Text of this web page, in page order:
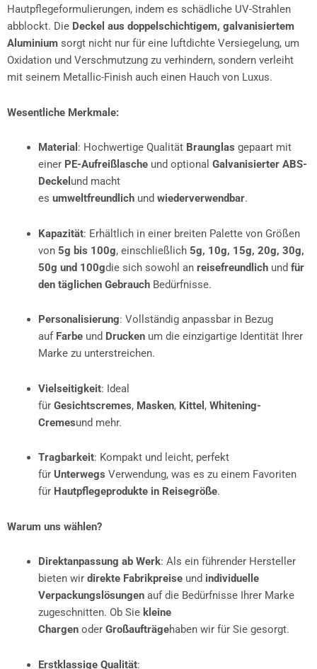
Hautpflegeformulierungen, indem es schädliche UV-Strahlen
abblockt. Die Deckel aus doppelschichtigem, galvanisiertem
Aluminium sorgt nicht nur für eine luftdichte Versiegelung, um
Oxidation und Verschmutzung zu verhindern, sondern verleiht
mit seinem Metallic-Finish auch einen Hauch von Luxus.
Wesentliche Merkmale:
Material : Hochwertige Qualität Braunglas gepaart mit
einer PE-Aufreißlascheund optional Galvanisierter ABS-
Deckel und macht
es umweltfreundlichund wiederverwendbar.
Kapazität: Erhältlich in einer breiten Palette von Größen
von 5g bis 100g, einschließlich 5g, 10g, 15g, 20g, 30g,
50g und 100gdie sich sowohl an reisefreundlichund für
den täglichen GebrauchBedürfnisse.
Personalisierung: Vollständig anpassbar in Bezug
auf Farbeund Druckenum die einzigartige Identität Ihrer
Marke zu unterstreichen.
Vielseitigkeit: Ideal
für Gesichtscremes, Masken, Kittel , Whitening-
Cremesund mehr.
Tragbarkeit: Kompakt und leicht, perfekt
für Unterwegs Verwendung, was es zu einem Favoriten
für Hautpflegeprodukte in Reisegröße.
Warum uns wählen?
Direktanpassung ab Werk: Als ein führender Hersteller
bieten wir direkte Fabrikpreiseund individuelle
Verpackungslösungenauf die Bedürfnisse Ihrer Marke
zugeschnitten. Ob Sie kleine
Chargenoder Großaufträgehaben wir für Sie gesorgt.
Erstklassige Qualität: